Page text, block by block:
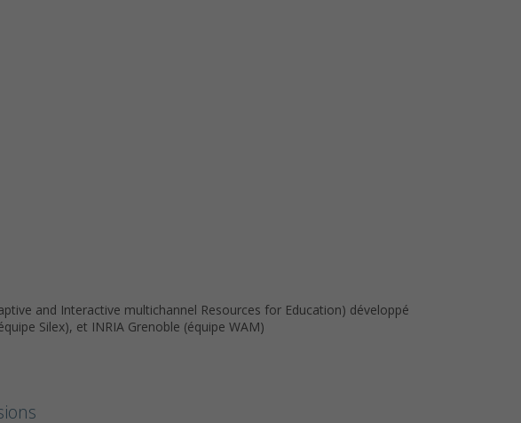
and Interactive multichannel Resources for Education) développé
Silex), et INRIA Grenoble (équipe WAM)